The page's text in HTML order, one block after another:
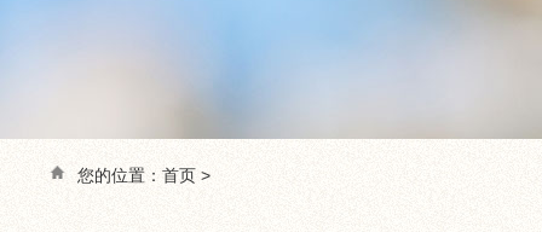
您的位置： 首页 >